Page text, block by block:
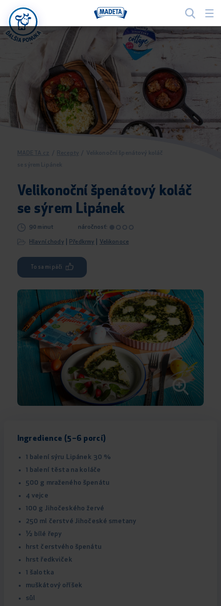
MADETA.cz / Recepty /
Velikonoční špenátový koláč
se sýrem Lipánek
Velikonoční špenátový koláč
se sýrem Lipánek
90 minut náročnosť:
Hlavní chody| Předkrmy Velikonoce
To sa mi páči
Ingredience (5–6 porcí)
1 balení sýru Lipánek 30 %
1 balení těsta na koláče
500 g mraženého špenátu
4 vejce
100 g Jihočeského žervé
250 ml čerstvé Jihočeské smetany
½ bílé řepy
hrst čerstvého špenátu
hrst ředkviček
1 šalotka
muškátový oříšek
sůl